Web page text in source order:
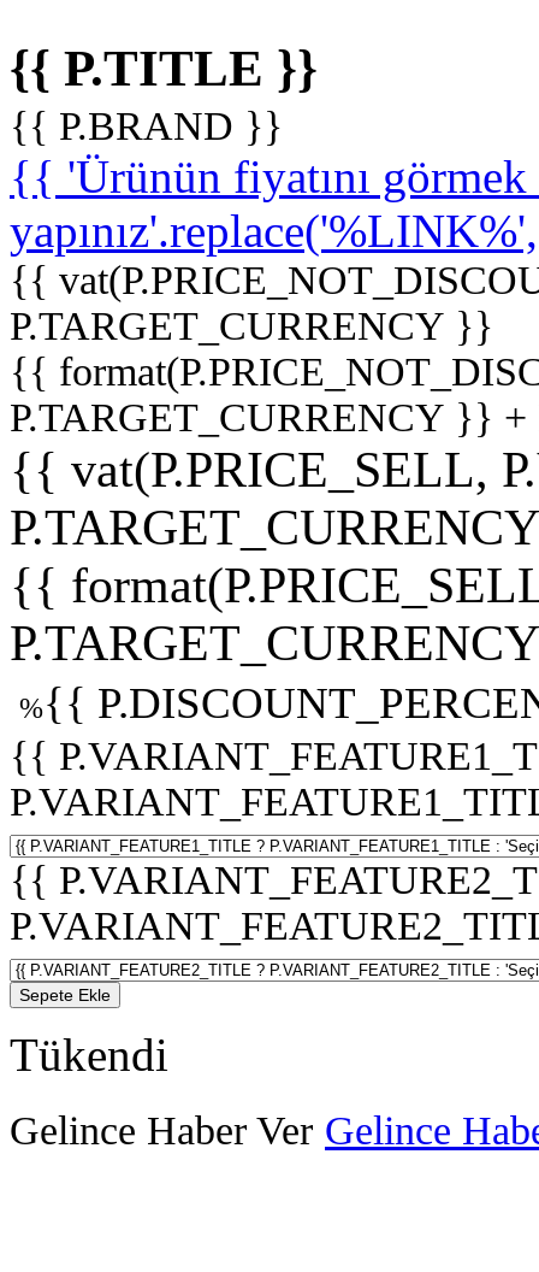
{{ P.TITLE }}
{{ P.BRAND }}
{{ 'Ürünün fiyatını
{{
P.TARGET_CURRENCY }}
{{
P.TARGET_CURRENCY }}
{{ vat(P.PRICE_SELL,
{{
%{{
{{
{{
Sepete Ekle
Tükendi
Gelince Haber Ver Gelince